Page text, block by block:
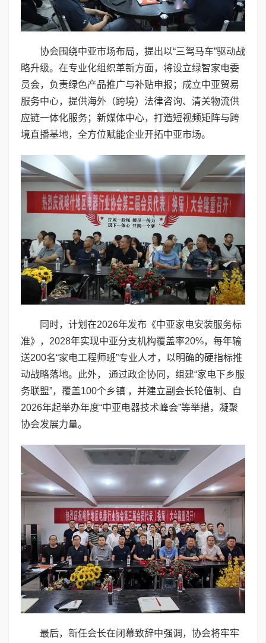
协会围绕中亚市场布局，提出以“三驾马车”驱动战
略升级。在专业化组织革新方面，将设立绿智家电委
员会，负责绿色产品推广与补贴申报；成立中亚贸易
服务中心，提供海外（跨境）法律咨询、清关物流供
应链一体化服务；新媒体中心，打造短视频矩阵与跨
境直播基地，全方位赋能企业开拓中亚市场。
同时，计划在2026年发布《中亚家电安装服务标
准》，2028年实现中亚分支机构覆盖率20%，每年输
送200名“家电工程师班”专业人才，以明确的硬指标推
动战略落地。此外， 通过政企协同，组建“家电下乡服
务联盟”，覆盖100个乡镇 ，并建立副会长轮值制、自
2026年起举办年度“中亚电器技术峰会”等举措，凝聚
协会发展力量。
最后，新任会长在闭幕致辞中强调，协会将牢牢